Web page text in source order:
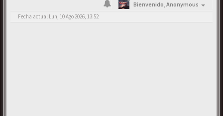
Bienvenido,Anonymous
Fecha actual Lun, 10 Ago 2026, 13:52